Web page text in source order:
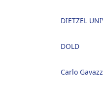
DIETZEL
DOLD
Carlo